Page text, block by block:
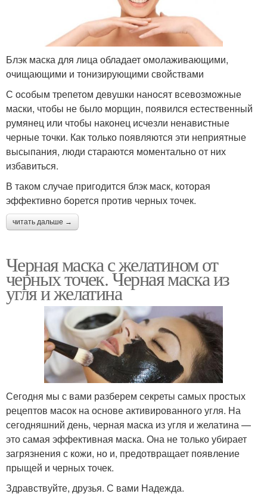
Блэк маска для лица обладает омолаживающими,
очищающими и тонизирующими свойствами
С особым трепетом девушки наносят всевозможные
маски, чтобы не было морщин, появился естественный
румянец или чтобы наконец исчезли ненавистные
черные точки. Как только появляются эти неприятные
высыпания, люди стараются моментально от них
избавиться.
В таком случае пригодится блэк маск, которая
эффективно борется против черных точек.
читать дальше →
Черная маска с желатином от
черных точек. Черная маска из
угля и желатина
Сегодня мы с вами разберем секреты самых простых
рецептов масок на основе активированного угля. На
сегодняшний день, черная маска из угля и желатина —
это самая эффективная маска. Она не только убирает
загрязнения с кожи, но и, предотвращает появление
прыщей и черных точек.
Здравствуйте, друзья. С вами Надежда.